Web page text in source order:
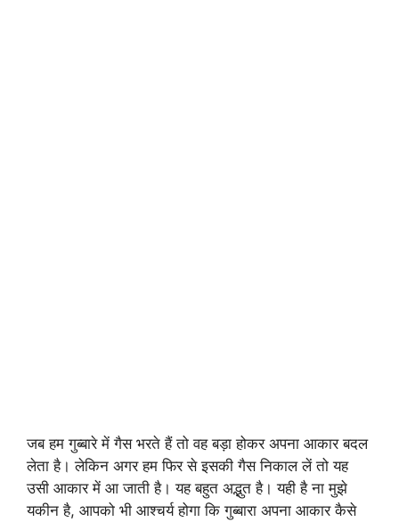
जब हम गुब्बारे में गैस भरते हैं तो वह बड़ा होकर अपना आकार बदल
लेता है। लेकिन अगर हम फिर से इसकी गैस निकाल लें तो यह
उसी आकार में आ जाती है। यह बहुत अद्भुत है। यही है ना मुझे
यकीन है, आपको भी आश्चर्य होगा कि गुब्बारा अपना आकार कैसे